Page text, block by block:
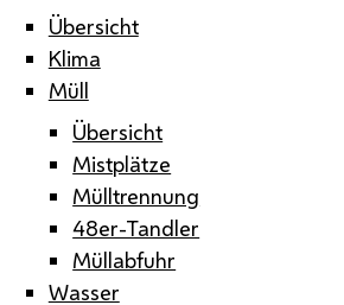
Übersicht
Klima
Müll
Übersicht
Mistplätze
Mülltrennung
48er-Tandler
Müllabfuhr
Wasser